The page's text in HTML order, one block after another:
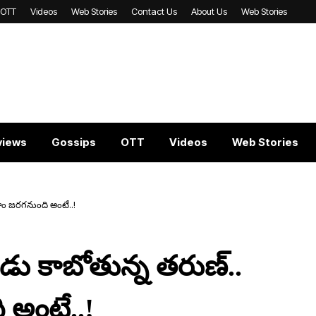
OTT Videos Web Stories Contact Us About Us Web Stories
Gossips OTT Videos Web Stories
జ‌ర‌గ‌నుంది అంటే..!
కాబోతున్న త‌రుణ్‌..